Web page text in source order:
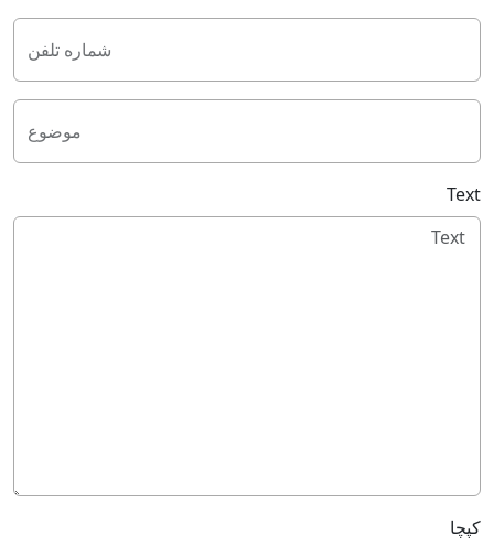
شماره تلفن
موضوع
Text
کپچا